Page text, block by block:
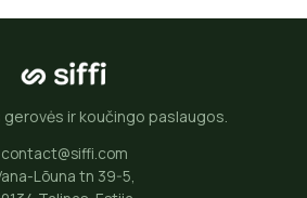
ir koučingo paslaugos.
contact@siffi.com
Lõuna tn 39-5,